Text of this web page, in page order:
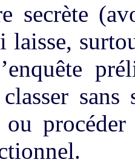
secrète
laisse,
ou